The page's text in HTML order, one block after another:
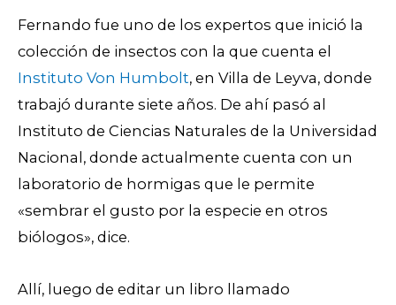
Fernando fue uno de los expertos que inició la
colección de insectos con la que cuenta el
Instituto Von Humbolt, en Villa de Leyva, donde
trabajó durante siete años. De ahí pasó al
Instituto de Ciencias Naturales de la Universidad
Nacional, donde actualmente cuenta con un
laboratorio de hormigas que le permite
«sembrar el gusto por la especie en otros
biólogos», dice.
Allí, luego de editar un libro llamado